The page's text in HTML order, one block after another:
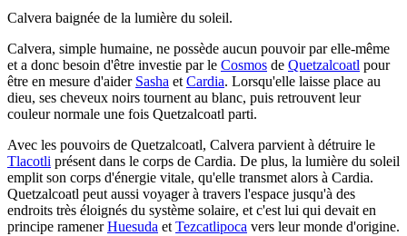
Calvera baignée de la lumière du soleil.
Calvera, simple humaine, ne possède aucun pouvoir par elle-même
et a donc besoin d'être investie par le Cosmos de Quetzalcoatl pour
être en mesure d'aider Sasha et Cardia. Lorsqu'elle laisse place au
dieu, ses cheveux noirs tournent au blanc, puis retrouvent leur
couleur normale une fois Quetzalcoatl parti.
Avec les pouvoirs de Quetzalcoatl, Calvera parvient à détruire le
Tlacotli présent dans le corps de Cardia. De plus, la lumière du soleil
emplit son corps d'énergie vitale, qu'elle transmet alors à Cardia.
Quetzalcoatl peut aussi voyager à travers l'espace jusqu'à des
endroits très éloignés du système solaire, et c'est lui qui devait en
principe ramenerHuesuda et Tezcatlipoca vers leur monde d'origine.